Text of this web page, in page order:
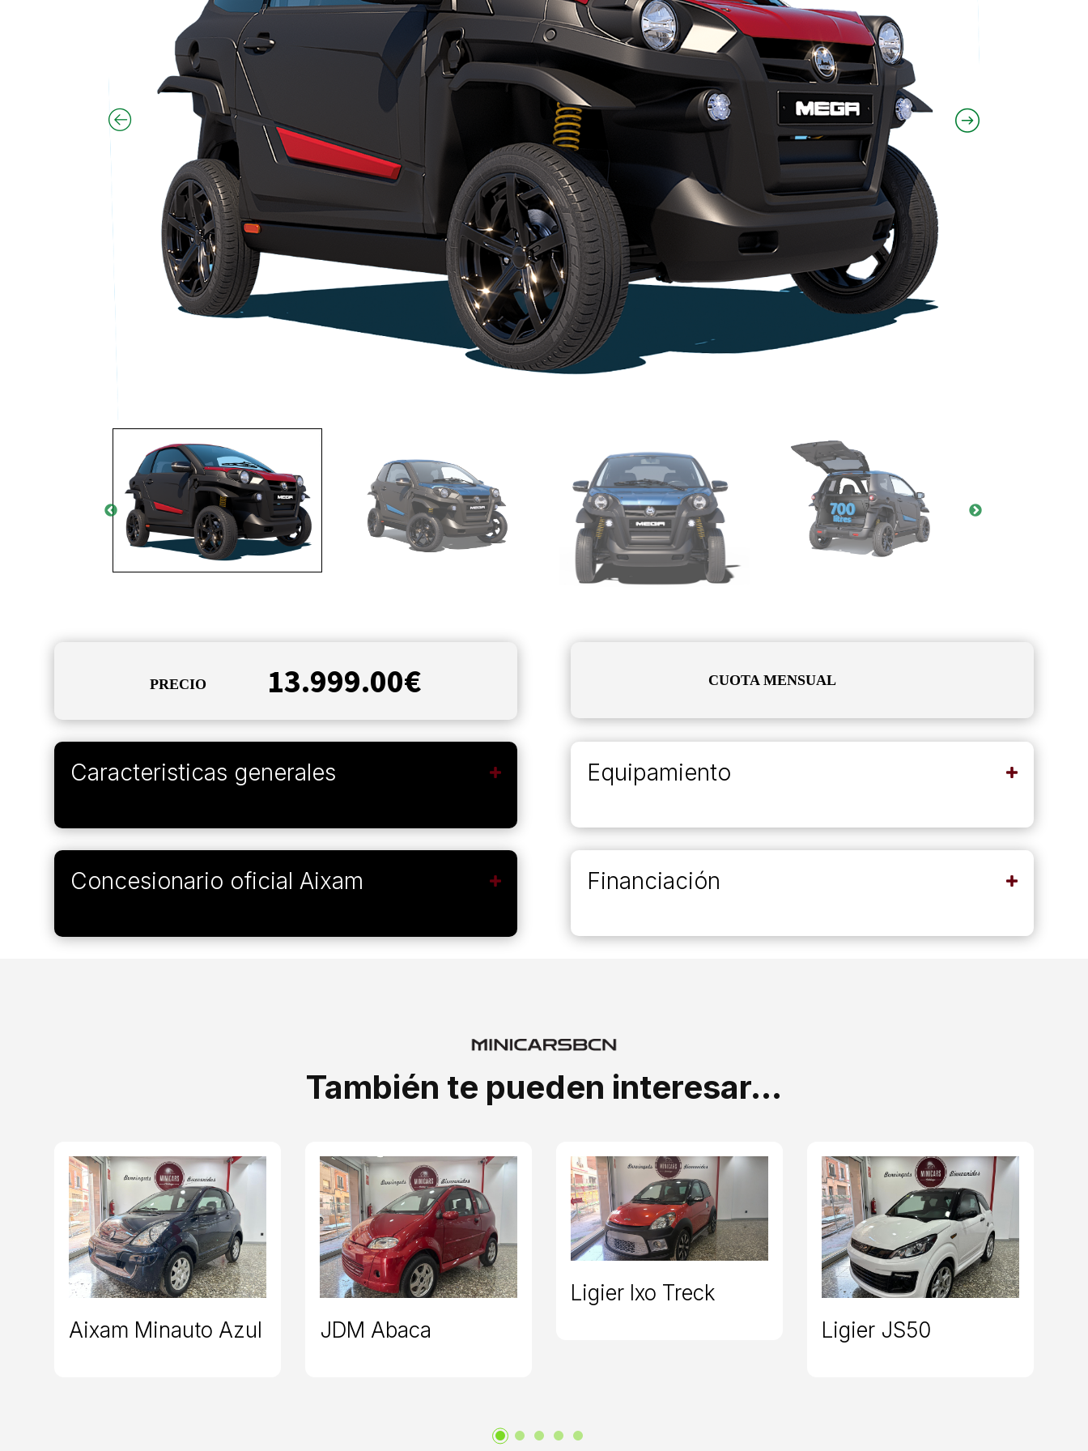
PRECIO 13.999.00€ CUOTA MENSUAL
Caracteristicas generales Equipamiento
Concesionario oficial Aixam Financiación
También te pueden interesar…
Aixam Minauto Azul JDM Abaca
Ligier Ixo Treck
Ligier JS50